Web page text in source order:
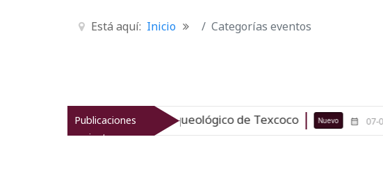
Está aquí: Inicio Categorías eventos
Publicaciones
recientes
revitaliza el patrimonio arqueológico de Texcoco Nuevo 07-08-26